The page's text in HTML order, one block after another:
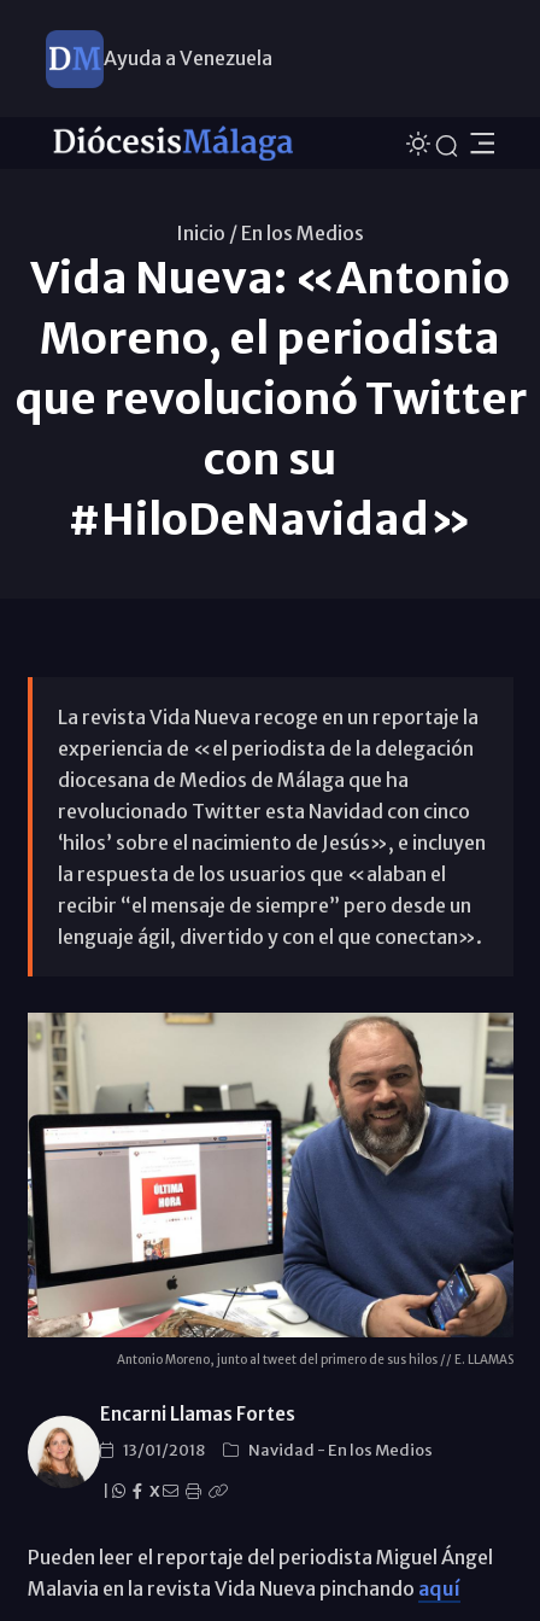
Ayuda a Venezuela
Inicio / En los Medios
Vida Nueva: «Antonio
Moreno, el periodista
que revolucionó Twitter
con su
#HiloDeNavidad»
La revista Vida Nueva recoge en un reportaje la
experiencia de «el periodista de la delegación
diocesana de Medios de Málaga que ha
revolucionado Twitter esta Navidad con cinco
‘hilos’ sobre el nacimiento de Jesús», e incluyen
la respuesta de los usuarios que «alaban el
recibir “el mensaje de siempre” pero desde un
lenguaje ágil, divertido y con el que conectan».
Antonio Moreno, junto al tweet del primero de sus hilos // E. LLAMAS
Encarni Llamas Fortes
13/01/2018 Navidad - En los Medios
X
Pueden leer el reportaje del periodista Miguel Ángel
Malavia en la revista Vida Nueva pinchando aquí